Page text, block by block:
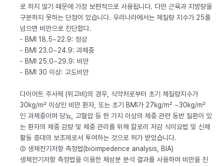
로 하지 않기 때문에 가장 보편적으로 사용됩니다. 다만 근육과 지방량을
구분하지 못하는 단점이 있습니다. 우리나라에서는 체질량 지수가 25를
넘으면 비만으로 진단합다.
- BMI 18.5~22.9: 정상
- BMI 23.0~24.9: 과체중
- BMI 25.0~29.9: 비만
- BMI 30 이상: 고도비만
다이어트 주사제 (위고비)의 경우, 식약처로부터 초기 체질량지수가
30kg/m² 이상인 비만 환자, 또는 초기 BMI가 27kg/m² ~30kg/m²
인 과체중이며 당뇨, 고혈압 등 한 가지 이상의 체중 관련 동반 질환이 있
는 환자의 체중 감량 및 체중 관리를 위해 칼로리 저감 식이요법 및 신체
활동 증대의 보조제로서 투여하는 것으로 허가 받았습니다.
② 생체전기저항 측정법(bioimpedence analysis, BIA)
생체전기저항 측정법을 이용한 체성분 분석 결과를 사용하여 비만을 진